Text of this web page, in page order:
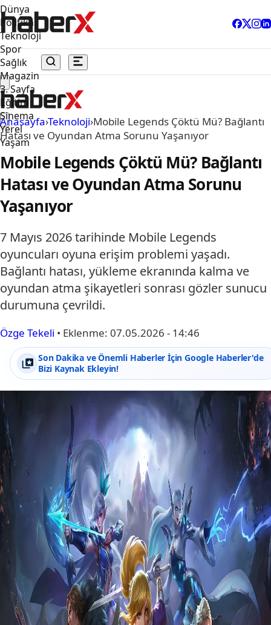
Dünya
Politika
Teknoloji
Spor
Sağlık
Magazin
3. Sayfa
Eğitim
Sinema
Yerel
Yaşam
Anasayfa›Teknoloji›Mobile Legends Çöktü Mü? Bağlantı
Hatası ve Oyundan Atma Sorunu Yaşanıyor
Mobile Legends Çöktü Mü? Bağlantı
Hatası ve Oyundan Atma Sorunu
Yaşanıyor
7 Mayıs 2026 tarihinde Mobile Legends
oyuncuları oyuna erişim problemi yaşadı.
Bağlantı hatası, yükleme ekranında kalma ve
oyundan atma şikayetleri sonrası gözler sunucu
durumuna çevrildi.
Özge Tekeli • Eklenme: 07.05.2026 - 14:46
Son Dakika ve Önemli Haberler İçin Google Haberler'de
Bizi Kaynak Ekleyin!